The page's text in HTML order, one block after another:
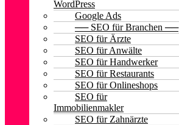
WordPress
Google Ads
── SEO für Branchen ──
SEO für Ärzte
SEO für Anwälte
SEO für Handwerker
SEO für Restaurants
SEO für Onlineshops
SEO für
Immobilienmakler
SEO für Zahnärzte